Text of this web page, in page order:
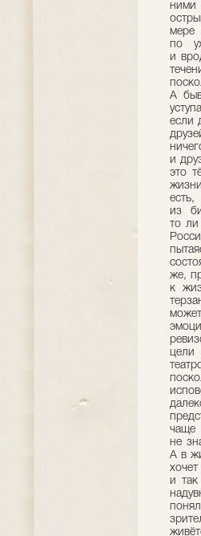
ними
мере
по
и
А
если
и
это
из
то ли
же,
к
цели
не
А в
и